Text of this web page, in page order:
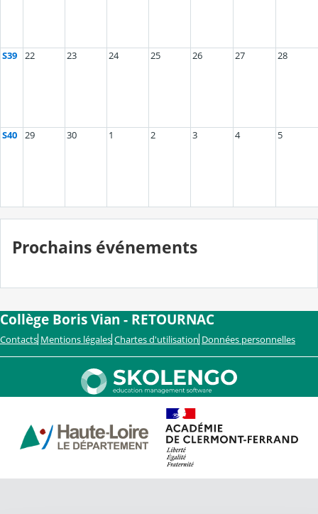
S39 22 23 24 25 26 27 28
S40 29 30 1 2 3 4 5
Prochains événements
Collège Boris Vian - RETOURNAC
Contacts Mentions légales Chartes d'utilisation Données personnelles